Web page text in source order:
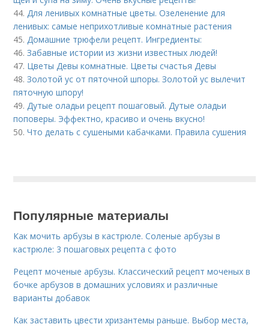
44.Для ленивых комнатные цветы. Озеленение для
ленивых: самые неприхотливые комнатные растения
45.Домашние трюфели рецепт. Ингредиенты:
46.Забавные истории из жизни известных людей!
47. Цветы Девы комнатные. Цветы счастья Девы
48.Золотой ус от пяточной шпоры. Золотой ус вылечит
пяточную шпору!
49.Дутые оладьи рецепт пошаговый. Дутые оладьи
поповеры. Эффектно, красиво и очень вкусно!
50.Что делать с сушеными кабачками. Правила сушения
Популярные материалы
Как мочить арбузы в кастрюле. Соленые арбузы в
кастрюле: 3 пошаговых рецепта с фото
Рецепт моченые арбузы. Классический рецепт моченых в
бочке арбузов в домашних условиях и различные
варианты добавок
Как заставить цвести хризантемы раньше. Выбор места,